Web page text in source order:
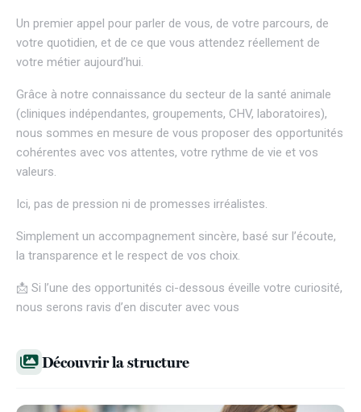
Un premier appel pour parler de vous, de votre parcours, de
votre quotidien, et de ce que vous attendez réellement de
votre métier aujourd’hui.
Grâce à notre connaissance du secteur de la santé animale
(cliniques indépendantes, groupements, CHV, laboratoires),
nous sommes en mesure de vous proposer des opportunités
cohérentes avec vos attentes, votre rythme de vie et vos
valeurs.
Ici, pas de pression ni de promesses irréalistes.
Simplement un accompagnement sincère, basé sur l’écoute,
la transparence et le respect de vos choix.
📩 Si l’une des opportunités ci-dessous éveille votre curiosité,
nous serons ravis d’en discuter avec vous
Découvrir la structure